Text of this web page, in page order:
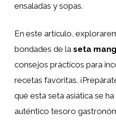
ensaladas y sopas.
En este artículo,
bondades de la seta
consejos prácticos para
recetas favoritas.
qué esta seta asiática se
auténtico tesoro